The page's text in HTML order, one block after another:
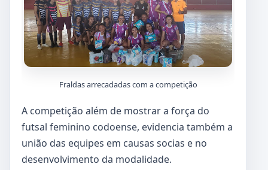
Fraldas arrecadadas com a competição
A competição além de mostrar a força do
futsal feminino codoense, evidencia também a
união das equipes em causas socias e no
desenvolvimento da modalidade.